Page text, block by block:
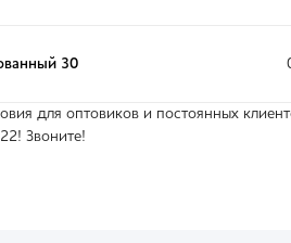
30
для оптовиков и постоянных
Звоните!